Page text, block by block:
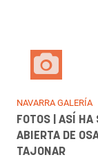
DEPORTES GALERÍA
GANAS DE
OSASUNA
CHASCO